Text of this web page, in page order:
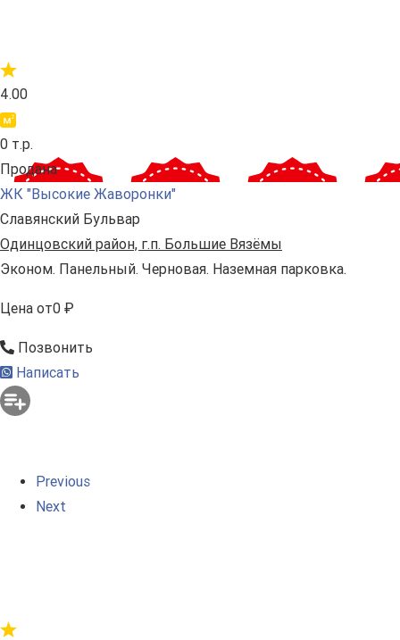
4.00
0 т.р.
Продана
ЖК "Высокие Жаворонки"
Славянский Бульвар
Одинцовский район, г.п. Большие Вязёмы
Эконом. Панельный. Черновая. Наземная парковка.
Цена от0 ₽
Позвонить
Написать
Previous
Next